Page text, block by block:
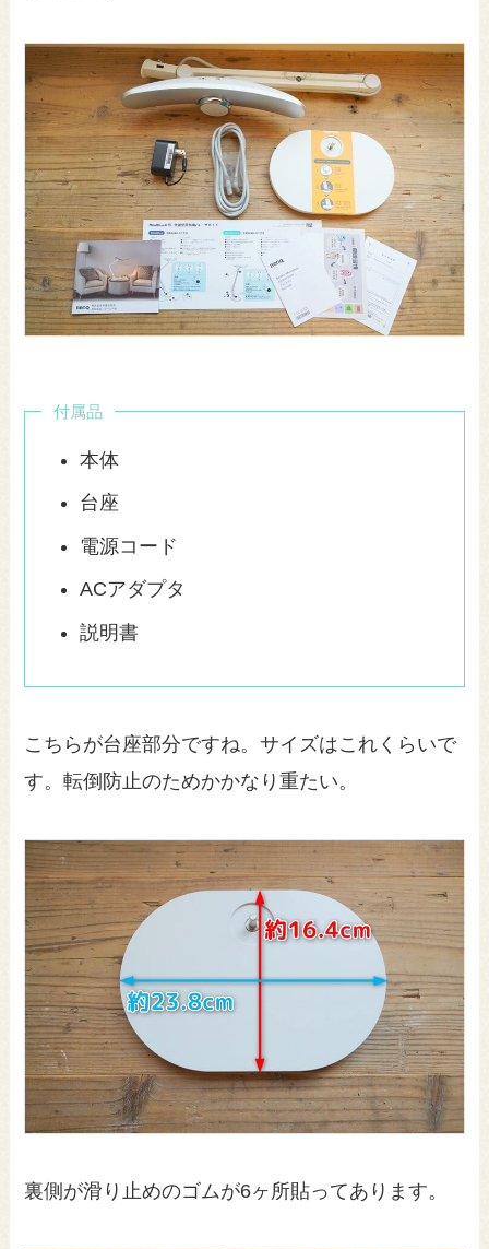
付属品
本体
台座
電源コード
ACアダプタ
説明書
こちらが台座部分ですね。サイズはこれくらいで
す。転倒防止のためかかなり重たい。
裏側が滑り止めのゴムが6ヶ所貼ってあります。